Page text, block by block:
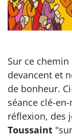
Sur ce
devancent et
de bonheur.
séance clé-
réflexion, des
Toussaint